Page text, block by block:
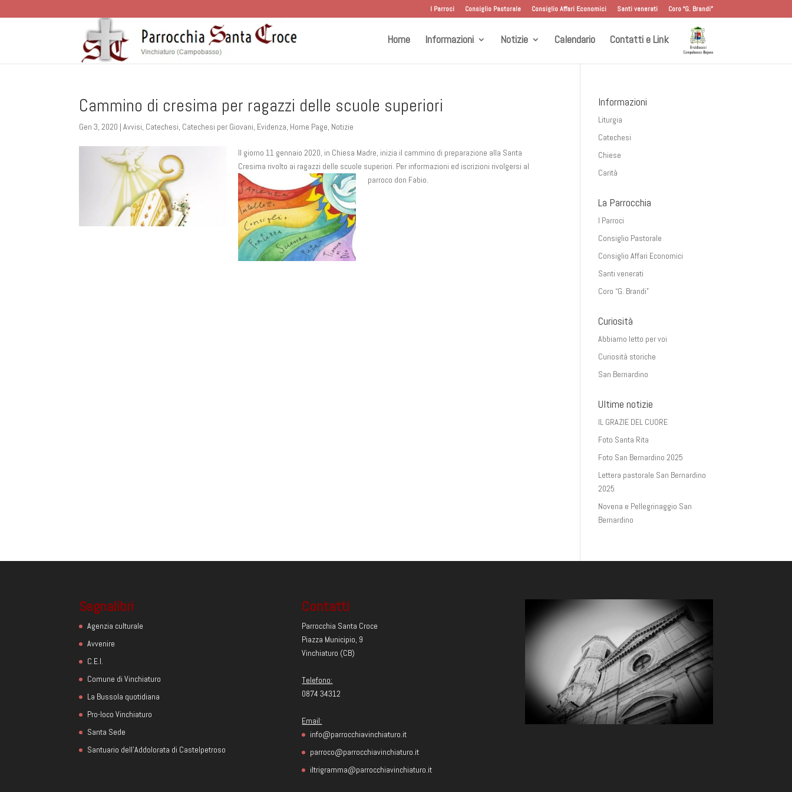
I Parroci Consiglio Pastorale Consiglio Affari Economici Santi venerati Coro “G. Brandi”
Home Informazioni Notizie Calendario Contatti e Link
Cammino di cresima per ragazzi delle scuole superiori
Gen 3, 2020 |Avvisi, Catechesi, Catechesi per Giovani, Evidenza, Home Page, Notizie
Il giorno 11 gennaio 2020, in Chiesa Madre, inizia il cammino di preparazione alla Santa
Cresima rivolto ai ragazzi delle scuole superiori. Per informazioni ed iscrizioni rivolgersi al
parroco don Fabio.
Informazioni
Liturgia
Catechesi
Chiese
Carità
La Parrocchia
I Parroci
Consiglio Pastorale
Consiglio Affari Economici
Santi venerati
Coro “G. Brandi”
Curiosità
Abbiamo letto per voi
Curiosità storiche
San Bernardino
Ultime notizie
IL GRAZIE DEL CUORE
Foto Santa Rita
Foto San Bernardino 2025
Lettera pastorale San Bernardino
2025
Novena e Pellegrinaggio San
Bernardino
Segnalibri
Agenzia culturale
Avvenire
C.E.I.
Comune di Vinchiaturo
La Bussola quotidiana
Pro-loco Vinchiaturo
Santa Sede
Santuario dell'Addolorata di Castelpetroso
Contatti
Parrocchia Santa Croce
Piazza Municipio, 9
Vinchiaturo (CB)
Telefono:
0874 34312
Email:
info@parrocchiavinchiaturo.it
parroco@parrocchiavinchiaturo.it
iltrigramma@parrocchiavinchiaturo.it